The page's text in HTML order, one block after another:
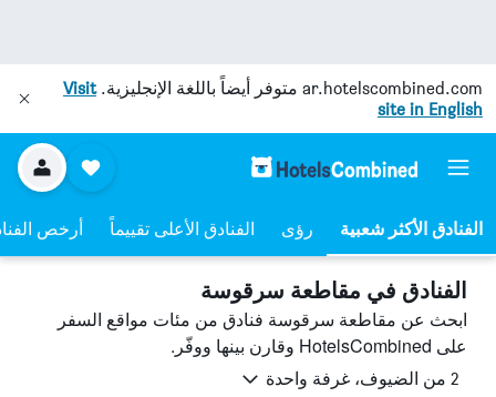
ar.hotelscombined.com متوفر أيضاً باللغة الإنجليزية.Visit
site in English
رؤى الفنادق الأعلى تقييماً أرخص
الفنادق في مقاطعة سرقوسة
ابحث عن مقاطعة سرقوسة فنادق من مئات مواقع السفر
على HotelsCombined وقارن بينها ووفّر.
2 من الضيوف، غرفة واحدة